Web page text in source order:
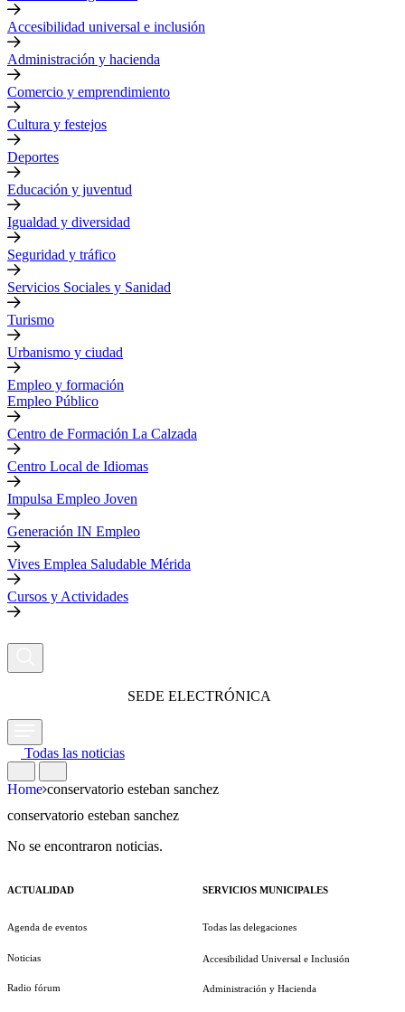
Accesibilidad universal e inclusión
Administración y hacienda
Comercio y emprendimiento
Cultura y festejos
Deportes
Educación y juventud
Igualdad y diversidad
Seguridad y tráfico
Servicios Sociales y Sanidad
Turismo
Urbanismo y ciudad
Empleo y formación
Empleo Público
Centro de Formación La Calzada
Centro Local de Idiomas
Impulsa Empleo Joven
Generación IN Empleo
Vives Emplea Saludable Mérida
Cursos y Actividades
SEDE ELECTRÓNICA
Todas las noticias
Home conservatorio esteban sanchez
conservatorio esteban sanchez
No se encontraron noticias.
ACTUALIDAD
Agenda de eventos
Noticias
Radio fórum
SERVICIOS MUNICIPALES
Todas las delegaciones
Accesibilidad Universal e Inclusión
Administración y Hacienda